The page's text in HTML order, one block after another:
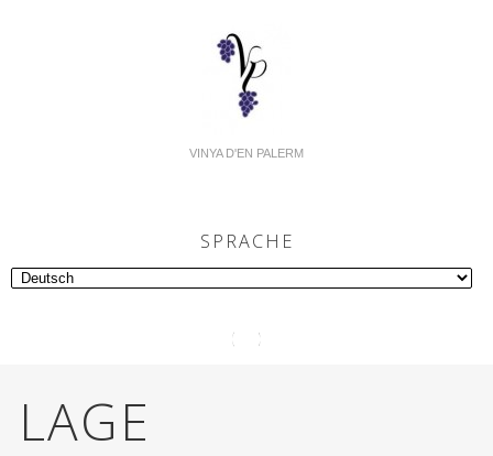
VINYA D'EN PALERM
SPRACHE
LAGE